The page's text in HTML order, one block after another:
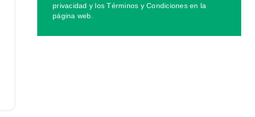
privacidad y los Términos y Condiciones en la
página web.